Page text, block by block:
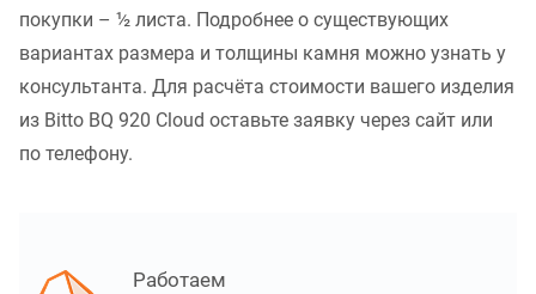
покупки – ½ листа. Подробнее о существующих
вариантах размера и толщины камня можно узнать у
консультанта. Для расчёта стоимости вашего изделия
из Bitto BQ 920 Cloud оставьте заявку через сайт или
по телефону.
Работаем